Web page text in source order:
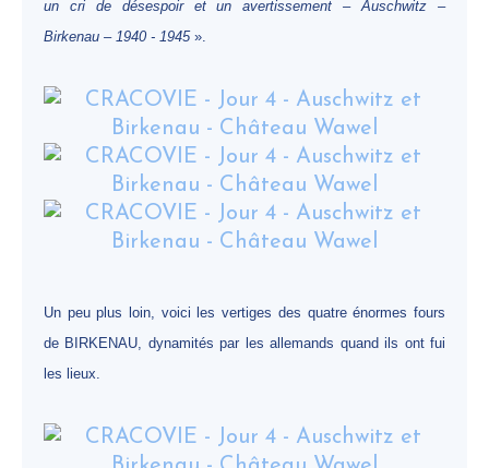
un cri de désespoir et un avertissement – Auschwitz –
Birkenau – 1940 - 1945».
Un peu plus loin, voici les vertiges des quatre énormes fours
de BIRKENAU, dynamités par les allemands quand ils ont fui
les lieux.